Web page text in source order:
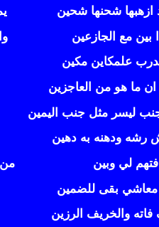
ازهبها شحنها شحين
ا بين مع الجازعين
تدرب علمكاين مكين
ان ما هو من العاجزين
ليسر مثل جنب اليمين
رشه ودهنه به دهين
افتهم لي وبين
من
معاشي بقى للضمين كلن
فاته والخريف الرزين ذي